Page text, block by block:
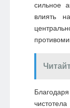
сильное
влиять